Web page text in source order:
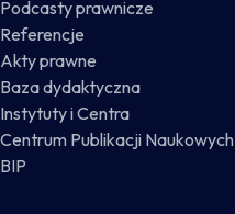
Podcasty prawnicze
Referencje
Akty prawne
Baza dydaktyczna
Instytuty i Centra
Centrum Publikacji Naukowych
BIP